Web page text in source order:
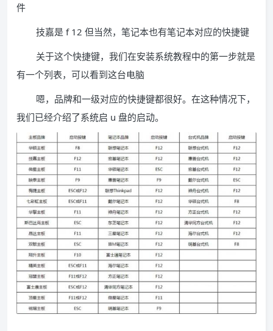
件
技嘉是 f 12 但当然，笔记本也有笔记本对应的快捷键
关于这个快捷键，我们在安装系统教程中的第一步就是
有一个列表，可以看到这台电脑
嗯，品牌和一级对应的快捷键都很好。在这种情况下，
我们已经介绍了系统启 u 盘的启动。